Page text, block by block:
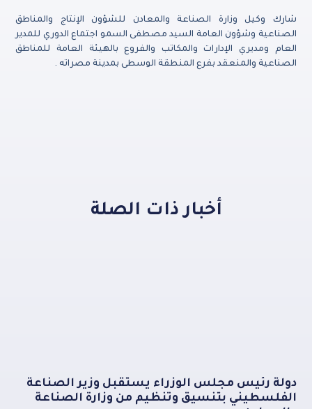
شارك وكيل وزارة الصناعة والمعادن للشؤون الإنتاج والمناطق
الصناعية وشؤون العامة السيد مصطفى السمو اجتماع الدوري للمدير
العام ومديري الإدارات والمكاتب والفروع بالهيئة العامة للمناطق
الصناعية والمنعقد بفرع المنطقة الوسطى بمدينة مصراته .
أخبار ذات الصلة
دولة رئيس مجلس الوزراء يستقبل وزير الصناعة
الفلسطيني بتنسيق وتنظيم من وزارة الصناعة